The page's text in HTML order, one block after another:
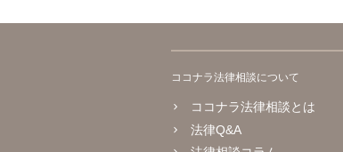
ココナラ法律相談について
ココナラ法律相談とは
法律Q&A